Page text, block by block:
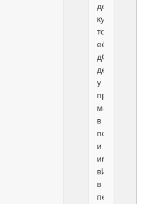
делается
купировка,
то
её
дОлжно
делать
у
проверенного
в
породе
и
имеющего
вИдение
в
перспективе